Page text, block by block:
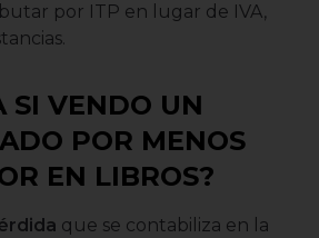
por ITP en lugar de IVA,
SI VENDO UN
POR MENOS
EN LIBROS?
que se contabiliza en la